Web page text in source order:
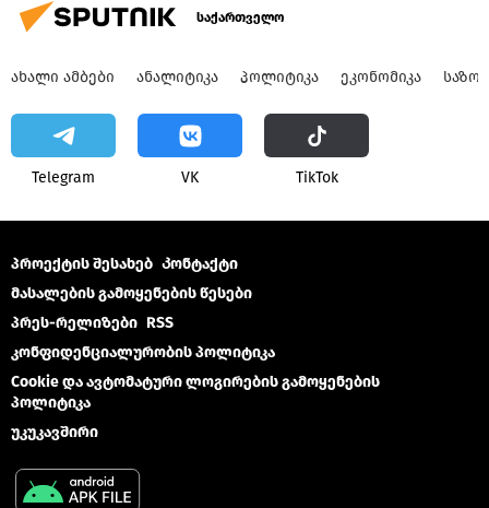
საქართველო
ᲐᲮᲐᲚᲘ ᲐᲛᲑᲔᲑᲘ ᲐᲜᲐᲚᲘᲢᲘᲙᲐ ᲞᲝᲚᲘᲢᲘᲙᲐ ᲔᲙᲝᲜᲝᲛᲘᲙᲐ
Telegram VK ТikТоk
პროექტის შესახებ Კონტაქტი
მასალების გამოყენების წესები
პრეს-რელიზები RSS
კონფიდენციალურობის პოლიტიკა
Cookie და ავტომატური ლოგირების გამოყენების
პოლიტიკა
უკუკავშირი